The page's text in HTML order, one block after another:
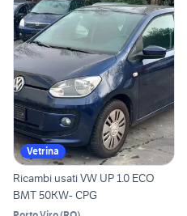
Vetrina
Ricambi usati VW UP 1.0 ECO
BMT 50KW- CPG